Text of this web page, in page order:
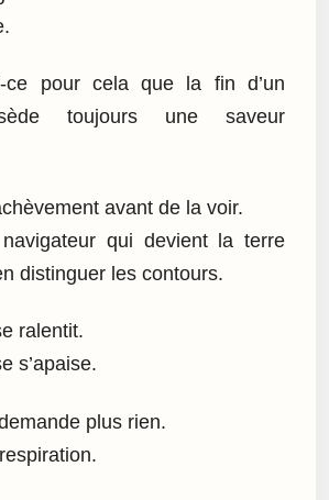
ce pour cela que la fin d’un
toujours une saveur
avant de la voir.
qui devient la terre
distinguer les contours.
ralentit.
s’apaise.
plus rien.